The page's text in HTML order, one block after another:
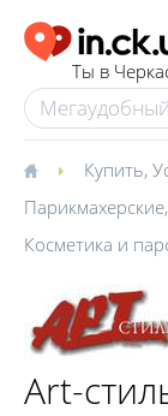
Ты в
Купить,
Парикмахерские,
Косметика и
Art-